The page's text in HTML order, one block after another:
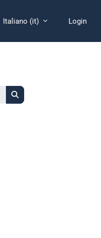
Italiano ‎(it)‎ Login
Cerca corsi